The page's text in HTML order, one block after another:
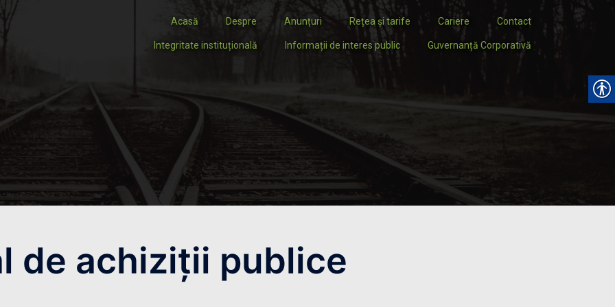
Acasă Despre Anunțuri Rețea și tarife
Integritate instituțională Informații de interes public Guvernanță Corporativă
Cariere Contact
de achiziții publice